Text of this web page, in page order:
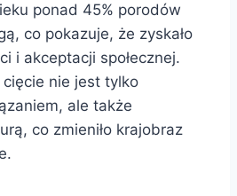
ponad 45% porodów
co pokazuje, że zyskało
i akceptacji społecznej.
nie jest tylko
ale także
co zmieniło krajobraz